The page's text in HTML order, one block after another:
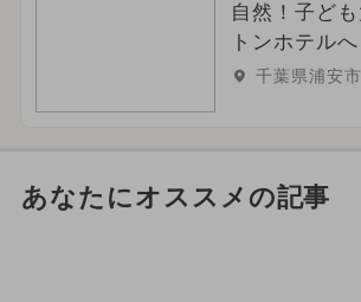
自然！子ど
トンホテルへ
千葉県浦安市
あなたにオススメの記事